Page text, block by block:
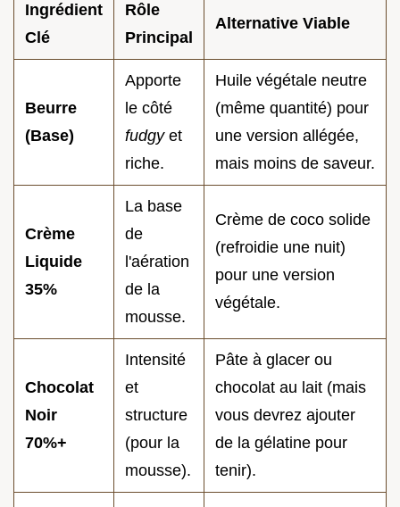
Ingrédient
Clé
Rôle
Principal
Alternative Viable
Beurre
(Base)
Apporte
le côté
fudgy et
riche.
Huile végétale neutre
(même quantité) pour
une version allégée,
mais moins de saveur.
Crème
Liquide
35%
La base
de
l'aération
de la
mousse.
Crème de coco solide
(refroidie une nuit)
pour une version
végétale.
Chocolat
Noir
70%+
Intensité
et
structure
(pour la
mousse).
Pâte à glacer ou
chocolat au lait (mais
vous devrez ajouter
de la gélatine pour
tenir).